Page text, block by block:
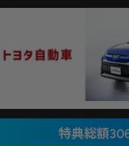
特典総額